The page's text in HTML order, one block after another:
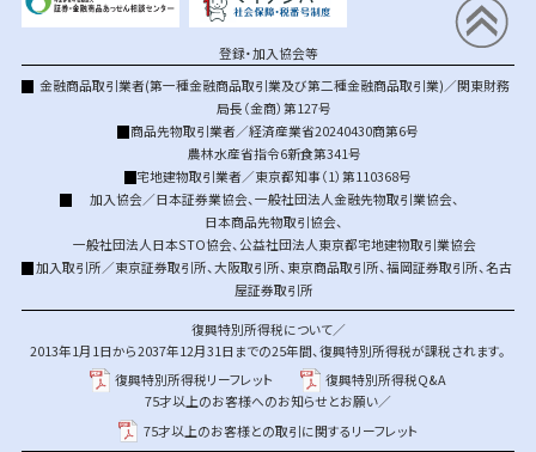
登録・加入協会等
金融商品取引業者(第一種金融商品取引業及び第二種金融商品取引業)／関東財務
局長（金商）第127号
商品先物取引業者／経済産業省20240430商第6号
農林水産省指令6新食第341号
宅地建物取引業者／東京都知事（1）第110368号
加入協会／日本証券業協会、一般社団法人金融先物取引業協会、
日本商品先物取引協会、
一般社団法人日本STO協会、公益社団法人東京都宅地建物取引業協会
加入取引所／東京証券取引所、大阪取引所、 東京商品取引所、福岡証券取引所、名古
屋証券取引所
復興特別所得税について／
2013年1月1日から2037年12月31日までの25年間、復興特別所得税が課税されます。
復興特別所得税リーフレット
復興特別所得税Q&A
75才以上のお客様へのお知らせとお願い／
75才以上のお客様との取引に関するリーフレット